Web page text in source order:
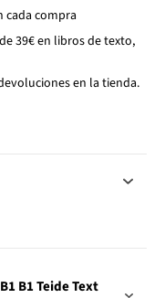
cada compra
39€ en libros de texto,
en la tienda.
B1 Teide Text